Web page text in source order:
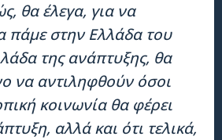
θα έλεγα, για να
πάμε στην Ελλάδα του
της ανάπτυξης, θα
να αντιληφθούν όσοι
κοινωνία θα φέρει
αλλά και ότι τελικά,